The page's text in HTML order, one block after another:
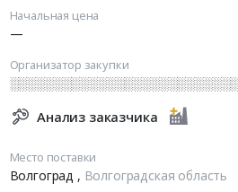
Начальная цена
—
Организатор закупки
Анализ заказчика
Место поставки
Волгоград , Волгоградская область